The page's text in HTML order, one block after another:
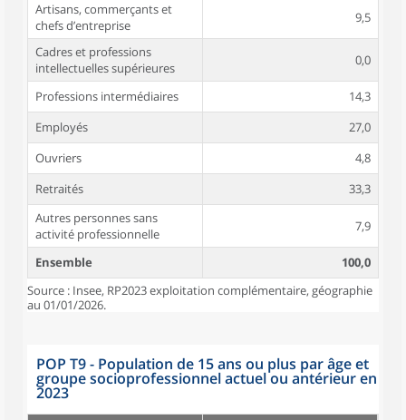
Artisans, commerçants et
chefs d’entreprise
9,5
Cadres et professions
intellectuelles supérieures
0,0
Professions intermédiaires
14,3
Employés
27,0
Ouvriers
4,8
Retraités
33,3
Autres personnes sans
activité professionnelle
7,9
Ensemble
100,0
Source : Insee, RP2023 exploitation complémentaire, géographie
au 01/01/2026.
POP T9 - Population de 15 ans ou plus par âge et
groupe socioprofessionnel actuel ou antérieur en
2023